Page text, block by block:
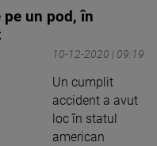
un pod, în
10-12-2020 | 09:19
Un cumplit
accident a avut
loc în statul
american